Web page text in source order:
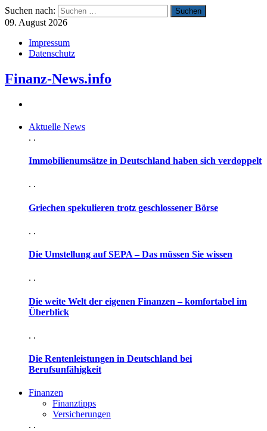
Suchen nach:
09. August 2026
Impressum
Datenschutz
Finanz-News.info
Aktuelle News
. .
Immobilienumsätze in Deutschland haben sich verdoppelt
. .
Griechen spekulieren trotz geschlossener Börse
. .
Die Umstellung auf SEPA – Das müssen Sie wissen
. .
Die weite Welt der eigenen Finanzen – komfortabel im
Überblick
. .
Die Rentenleistungen in Deutschland bei
Berufsunfähigkeit
Finanzen
Finanztipps
Versicherungen
. .